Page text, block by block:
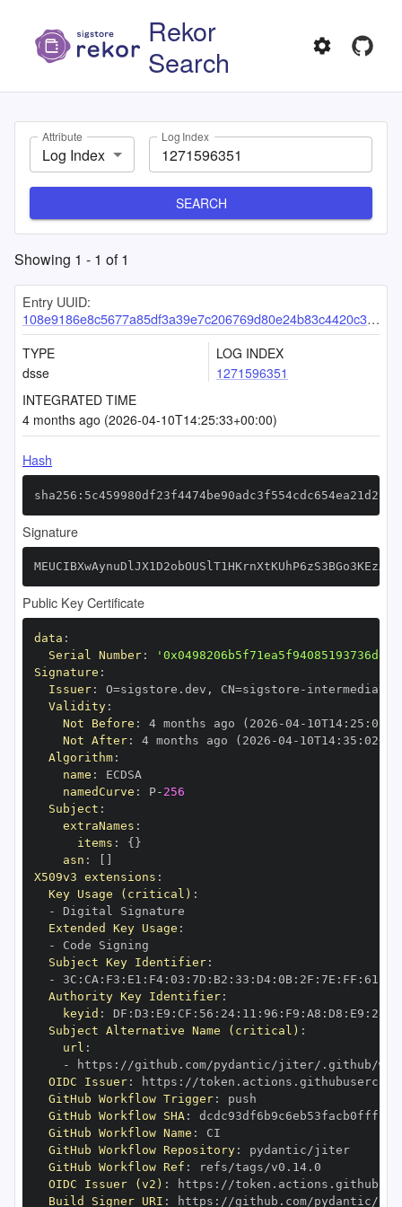
Rekor
Search
Attribute
Log Index
Log Index
SEARCH
Showing 1 - 1 of1
Entry UUID:
108e9186e8c5677a85df3a39e7c206769d80e24b83c4420c39bd5f22a7303840e062c0d3f9e2173d
TYPE
dsse
LOG INDEX
1271596351
INTEGRATED TIME
4 months ago (2026-04-10T14:25:33+00:00)
Hash
Signature
Public Key Certificate
data :
Serial Number:
Signature :
Issuer: O=sigstore.dev , CN=sigstore -
Validity:
Not Before : 4 months ago (2026 -04- 10T14: 25 :
Not After: 4 months ago (2026 -04- 10T14: 35 : 02+00
Algorithm:
name :
namedCurve : P- 256
Subject :
extraNames :
items : { }
asn :
X509v3 extensions :
Key Usage (critical) :
-
Extended Key Usage :
-
Subject Key Identifier:
-
3C : CA : F3 : E1 : F4: 03 : 7D : B2 : 33 : D4: 0B: 2F : 7E : FF : 61
Authority Key Identifier:
keyid : DF : D3 : E9 : CF : 56 : 24: 11 : 96 : F9 : A8 : D8 : E9 : 28
Subject Alternative Name (critical) :
url :
-
https :
OIDC Issuer: https :
GitHub Workflow Trigger:
GitHub Workflow SHA:
GitHub Workflow Name :
GitHub Workflow Repository:
pydantic/jiter
GitHub Workflow Ref :
OIDC Issuer (v2) : https :
Build Signer URI : https :